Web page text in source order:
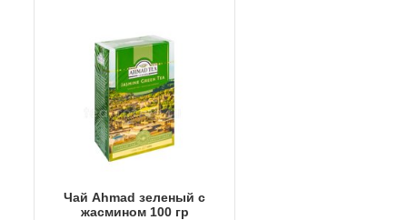
Чай Ahmad зеленый с
жасмином 100 гр